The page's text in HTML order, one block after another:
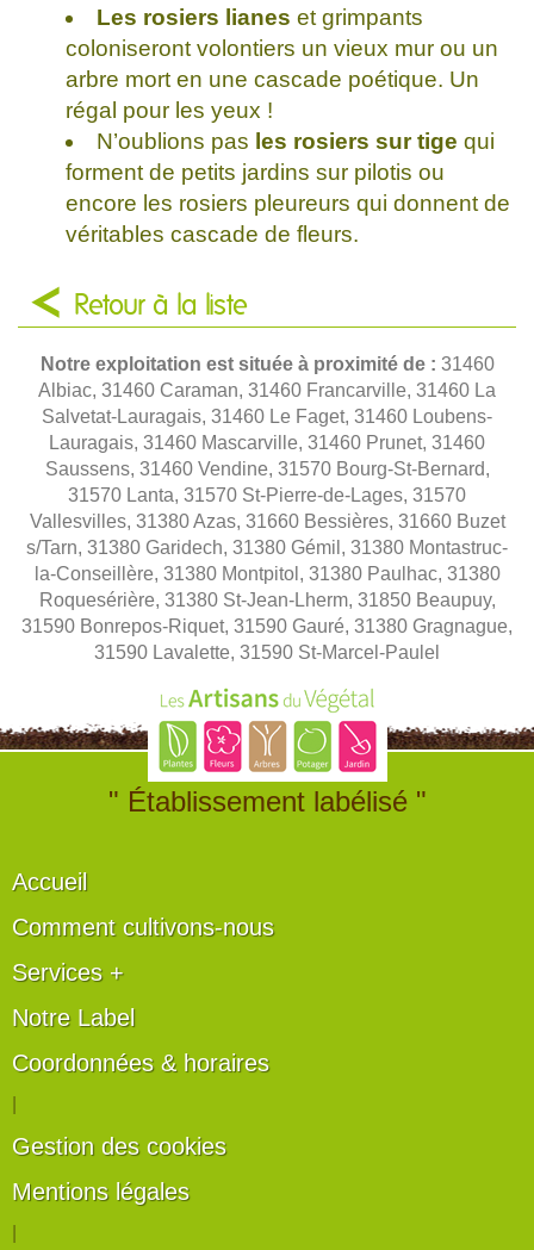
Les rosiers lianes et grimpants
coloniseront volontiers un vieux mur ou un
arbre mort en une cascade poétique. Un
régal pour les yeux !
N’oublions pas les rosiers sur tige qui
forment de petits jardins sur pilotis ou
encore les rosiers pleureurs qui donnent de
véritables cascade de fleurs.
Retour à la liste
Notre exploitation est située à proximité de : 31460
Albiac, 31460 Caraman, 31460 Francarville, 31460 La
Salvetat-Lauragais, 31460 Le Faget, 31460 Loubens-
Lauragais, 31460 Mascarville, 31460 Prunet, 31460
Saussens, 31460 Vendine, 31570 Bourg-St-Bernard,
31570 Lanta, 31570 St-Pierre-de-Lages, 31570
Vallesvilles, 31380 Azas, 31660 Bessières, 31660 Buzet
s/Tarn, 31380 Garidech, 31380 Gémil, 31380 Montastruc-
la-Conseillère, 31380 Montpitol, 31380 Paulhac, 31380
Roquesérière, 31380 St-Jean-Lherm, 31850 Beaupuy,
31590 Bonrepos-Riquet, 31590 Gauré, 31380 Gragnague,
31590 Lavalette, 31590 St-Marcel-Paulel
" Établissement labélisé "
Accueil
Comment cultivons-nous
Services +
Notre Label
Coordonnées & horaires
Gestion des cookies
Mentions légales